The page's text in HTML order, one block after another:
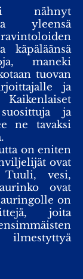
nähnyt
yleensä
käpäläänsä
maneki
tuovan
ja
ja
ne tavaksi
on eniten
ovat
Tuuli, vesi,
ovat
on
joita
ilmestyttyä